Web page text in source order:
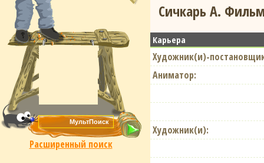
Расширенный поиск
Сичкарь А.
Карьера
Художник(и)-
Аниматор:
Художник(и):